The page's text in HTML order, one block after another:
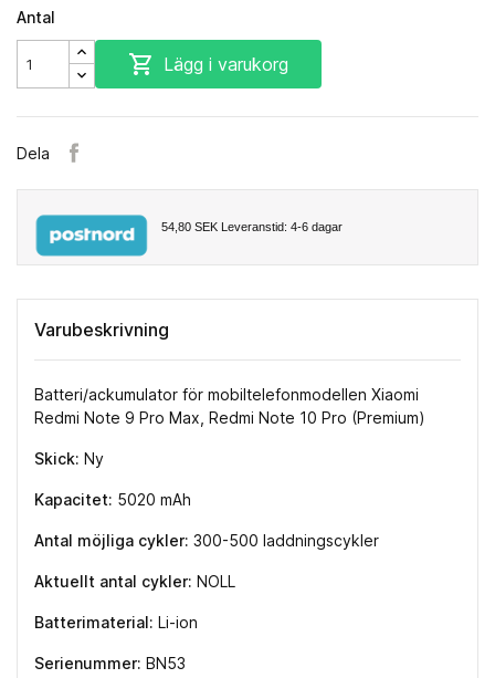
Antal
 Lägg i varukorg
Dela
54,80 SEK Leveranstid: 4-6 dagar
Varubeskrivning
Batteri/ackumulator för mobiltelefonmodellen Xiaomi
Redmi Note 9 Pro Max, Redmi Note 10 Pro (Premium)
Skick: Ny
Kapacitet: 5020 mAh
Antal möjliga cykler: 300-500 laddningscykler
Aktuellt antal cykler: NOLL
Batterimaterial: Li-ion
Serienummer: BN53